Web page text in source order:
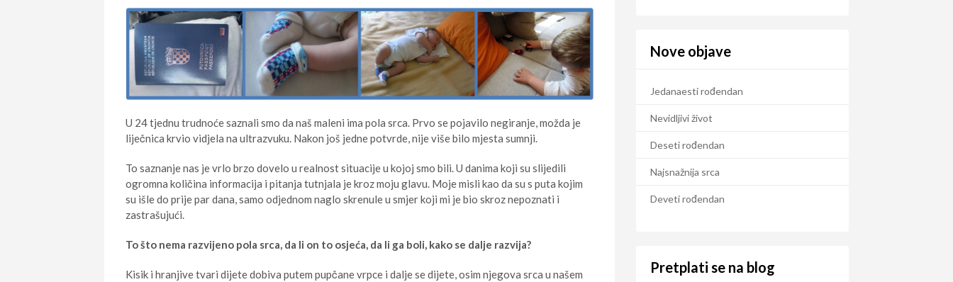
U 24 tjednu trudnoće saznali smo da naš maleni ima pola srca. Prvo se pojavilo negiranje, možda je
liječnica krvio vidjela na ultrazvuku. Nakon još jedne potvrde, nije više bilo mjesta sumnji.
To saznanje nas je vrlo brzo dovelo u realnost situacije u kojoj smo bili. U danima koji su slijedili
ogromna količina informacija i pitanja tutnjala je kroz moju glavu. Moje misli kao da su s puta kojim
su išle do prije par dana, samo odjednom naglo skrenule u smjer koji mi je bio skroz nepoznati i
zastrašujući.
To što nema razvijeno pola srca, da li on to osjeća, da li ga boli, kako se dalje razvija?
Kisik i hranjive tvari dijete dobiva putem pupčane vrpce i dalje se dijete, osim njegova srca u našem
Nove objave
Jedanaesti rođendan
Nevidljivi život
Deseti rođendan
Najsnažnija srca
Deveti rođendan
Pretplati se na blog